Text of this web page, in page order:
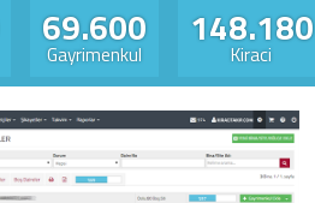
69.600
Gayrimenkul
148.180
Kiraci